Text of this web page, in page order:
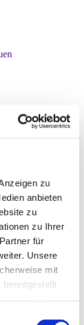
zu
anbieten
zu
zu Ihrer
für
Unsere
mit
bereitgestellt